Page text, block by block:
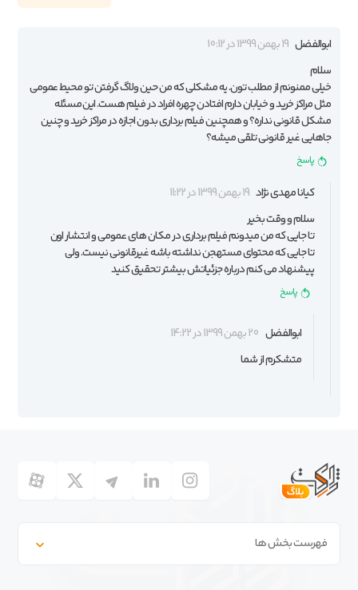
ابوالفضل 19 بهمن 1399 در 10:12
سلام
خیلی ممنونم از مطلب تون. یه مشکلی که من حین ولاگ گرفتن تو محیط عمومی
مثل مراکز خرید و خیابان دارم افتادن چهره افراد در فیلم هست. این مسئله
مشکل قانونی نداره؟ و همچنین فیلم برداری بدون اجازه در مراکز خرید و چنین
جاهایی غیر قانونی تلقی میشه؟
پاسخ
کیانا مهدی نژاد 19 بهمن 1399 در 11:22
سلام و وقت بخیر
تا جایی که من میدونم فیلم برداری در مکان های عمومی و انتشار اون
تا جایی که محتوای مستهجن نداشته باشه غیرقانونی نیست. ولی
پیشنهاد می کنم درباره جزئیاتش بیشتر تحقیق کنید
پاسخ
ابوالفضل 20 بهمن 1399 در 14:22
متشکرم از شما
فهرست بخش ها